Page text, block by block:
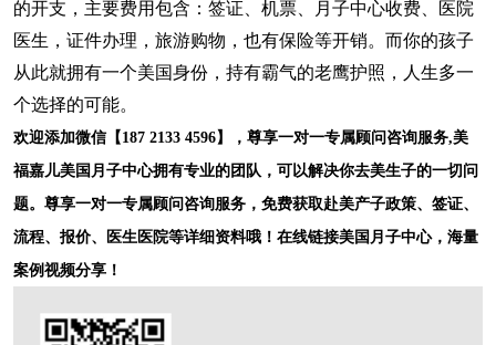
的开支，主要费用包含：签证、机票、月子中心收费、医院
医生，证件办理，旅游购物，也有保险等开销。而你的孩子
从此就拥有一个美国身份，持有霸气的老鹰护照，人生多一
个选择的可能。
欢迎添加微信【187 2133 4596】，尊享一对一专属顾问咨询服务,美
福嘉儿美国月子中心拥有专业的团队，可以解决你去美生子的一切问
题。尊享一对一专属顾问咨询服务，免费获取赴美产子政策、签证、
流程、报价、医生医院等详细资料哦！在线链接美国月子中心，海量
案例视频分享！